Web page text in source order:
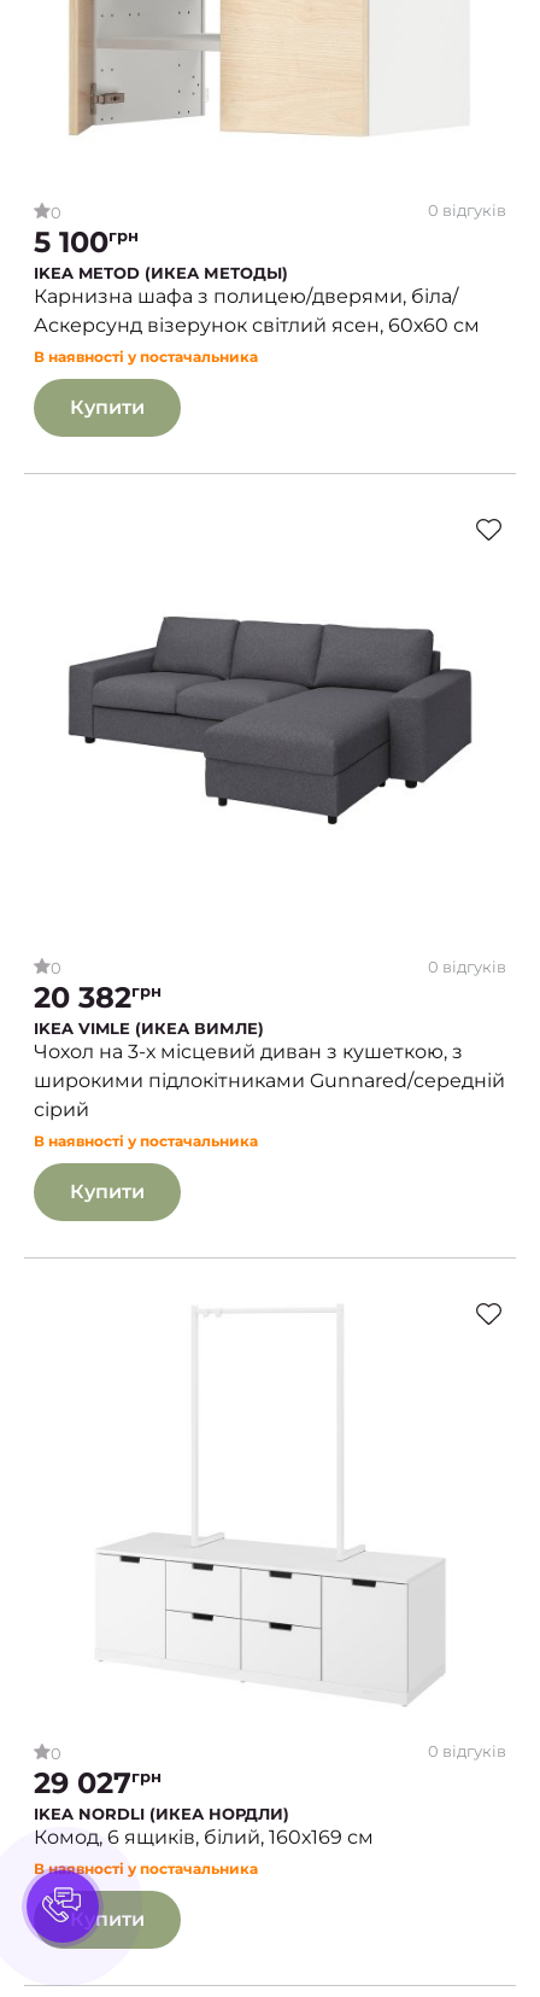
0 0 відгуків
5 100грн
IKEA METOD (ИКЕА МЕТОДЫ)
Карнизна шафа з полицею/дверями, біла/
Аскерсунд візерунок світлий ясен, 60х60 см
В наявності у постачальника
Купити
0 0 відгуків
20 382грн
IKEA VIMLE (ИКЕА ВИМЛЕ)
Чохол на 3-х місцевий диван з кушеткою, з
широкими підлокітниками Gunnared/середній
сірий
В наявності у постачальника
Купити
0 0 відгуків
29 027грн
IKEA NORDLI (ИКЕА НОРДЛИ)
Комод, 6 ящиків, білий, 160х169 см
В наявності у постачальника
Купити